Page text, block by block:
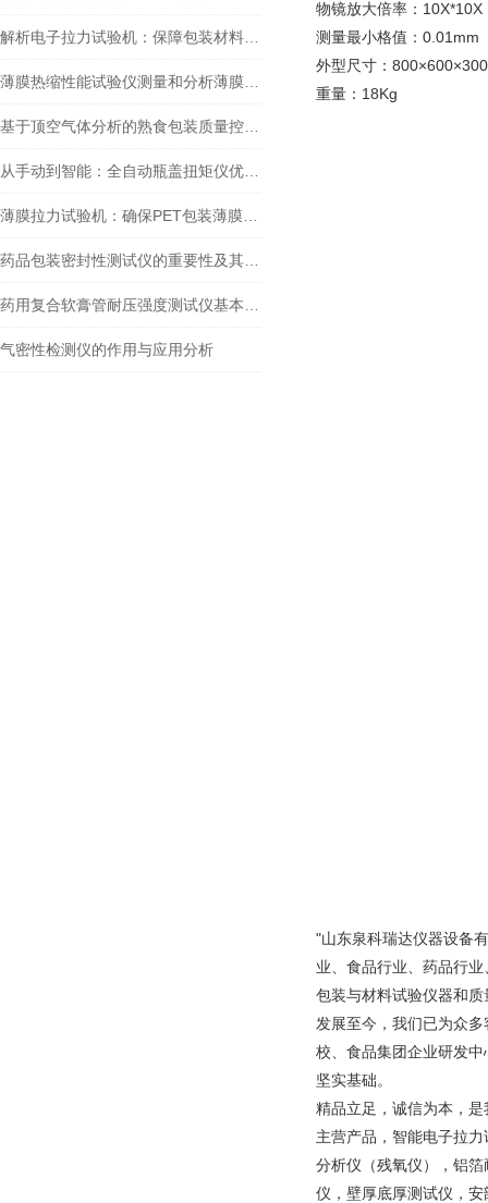
气密性检测仪的作用与应用分析
物镜放大倍率：10X*10X
测量最小格值：0.01mm
外型尺寸：
重量：18Kg
"山东泉科瑞达仪器设备
业、食品行业、药品行
包装与材料试验仪器和
发展至今，我们已为众
校、食品集团企业研发
坚实基础。
精品立足，诚信为本，
主营产品，智能电子拉
分析仪（残氧仪），铝
仪，壁厚底厚测试仪，